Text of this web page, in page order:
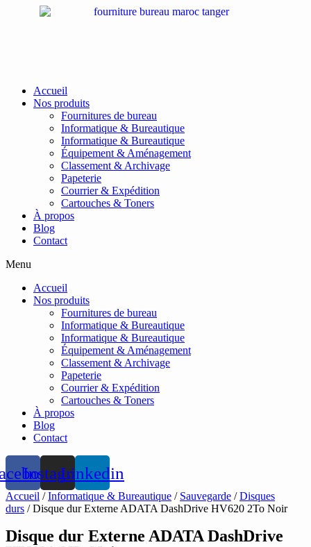
Accueil
Nos produits
Fournitures de bureau
Informatique & Bureautique
Informatique & Bureautique
Équipement & Aménagement
Classement & Archivage
Papeterie
Courrier & Expédition
Cartouches & Toners
À propos
Blog
Contact
Menu
Accueil
Nos produits
Fournitures de bureau
Informatique & Bureautique
Informatique & Bureautique
Équipement & Aménagement
Classement & Archivage
Papeterie
Courrier & Expédition
Cartouches & Toners
À propos
Blog
Contact
InstagramLinkedin
Accueil /Informatique & Bureautique / Sauvegarde /Disques
durs / Disque dur Externe ADATA DashDrive HV620 2To Noir
Disque dur Externe ADATA DashDrive